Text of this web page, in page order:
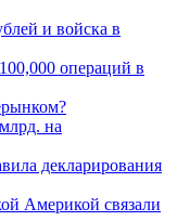
и войска в
операций в
на
декларирования
Америкой связали